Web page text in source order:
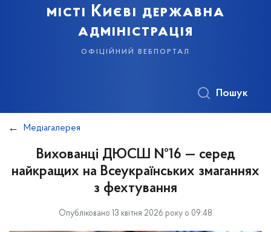
місті Києві державна
адміністрація
офіційний вебпортал
Пошук
Медіагалерея
Вихованці ДЮСШ №16 — серед
найкращих на Всеукраїнських змаганнях
з фехтування
Опубліковано 13 квітня 2026 року о 09:48